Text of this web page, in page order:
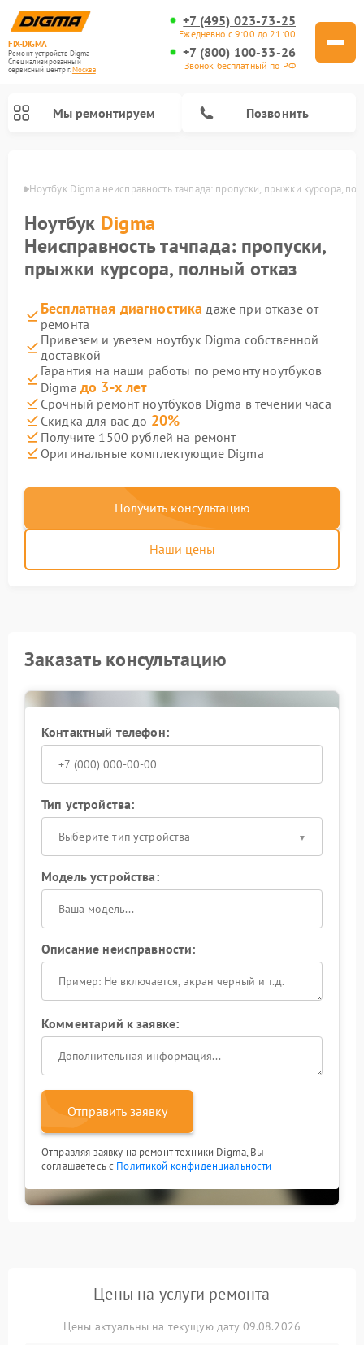
FIX-DIGMA
Ремонт устройств Digma
Специализированный
cервисный центр г.Москва
+7 (495) 023-73-25
Ежедневно с 9:00 до 21:00
+7 (800) 100-33-26
Звонок бесплатный по РФ
Мы ремонтируем Позвонить
Ноутбук Digma неисправность тачпада: пропуски, прыжки курсора,
Ноутбук Digma
Неисправность тачпада: пропуски,
прыжки курсора, полный отказ
Бесплатная диагностика даже при отказе от
ремонта
Привезем и увезем ноутбук Digma собственной
доставкой
Гарантия на наши работы по ремонту ноутбуков
Digma до 3-х лет
Срочный ремонт ноутбуков Digma в течении часа
Скидка для вас до 20%
Получите 1500 рублей на ремонт
Оригинальные комплектующие Digma
Получить консультацию
Наши цены
Заказать консультацию
Контактный телефон:
Тип устройства:
Выберите тип устройства
Модель устройства:
Описание неисправности:
Комментарий к заявке:
Отправить заявку
Отправляя заявку на ремонт техники Digma, Вы
соглашаетесь с Политикой конфиденциальности
Цены на услуги ремонта
Цены актуальны на текущую дату 09.08.2026